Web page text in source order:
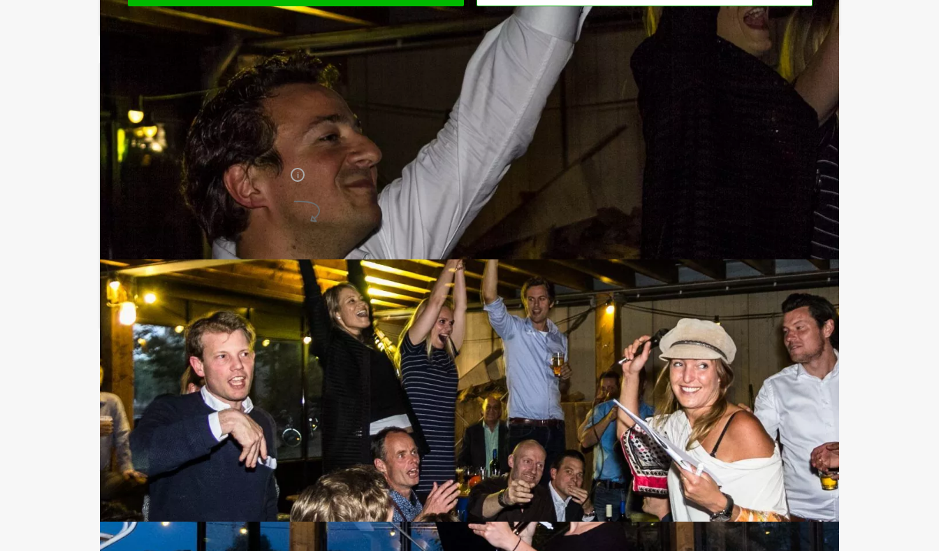
Jouw uitje
Prijs: Vanaf€ 27,50 p.p. excl.
BTW
Duur:
2 uur
Minimaal 12 personen i
Geheel vrijblijvend
OFFERTE AANVRAGEN
RESERVEREN
Ik heb een vraag over dit uitje
Hulp nodig bij het
kiezen?
020 427 29 09
Chat met Angela
Stuur ons een mailtje
Bel mij terug
Bekijk printbare versie